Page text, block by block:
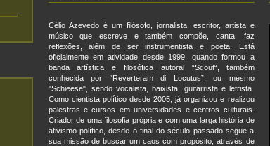
Célio Azevedo é um filósofo, jornalista, escritor, artista e
músico que escreve e também compõe, canta, faz
reflexões, além de ser instrumentista e poeta. Está
oficialmente em atividade desde 1999, quando formou a
banda artística e filosófica autoral “Scout“, também
conhecida por “Reverteram di Locutus”, ou mesmo
"Schieese", sendo vocalista, baixista, guitarrista e letrista.
Como cientista político desde 2005, já organizou e realizou
palestras e cursos em universidades e centros culturais.
Criador de uma filosofia própria e com uma larga história de
ativismo político, desde o final do século passado segue a
sua missão de buscar um caos com propósito, através de